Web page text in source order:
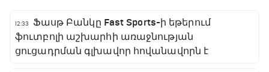
12:33
Ֆասթ Բանկը Fast Sports-ի եթերում
ֆուտբոլի աշխարհի առաջնության
ցուցադրման գլխավոր հովանավորն է